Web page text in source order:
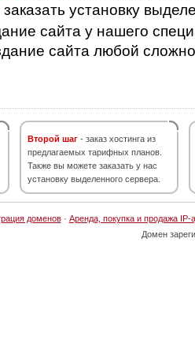
установку
сайта у нашего
сайта любой
Второй шаг - заказ хостинга из
предлагаемых тарифных планов.
Также вы можете заказать у нас
установку выделенного сервера.
доменов· Аренда, покупка и продажа IP-
Домен